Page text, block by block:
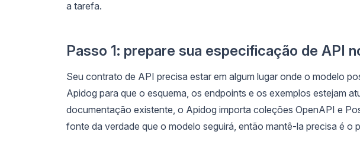
a tarefa.
Passo 1: prepare sua especificação de API
Seu contrato de API precisa estar em algum lugar onde o modelo
Apidog para que o esquema, os endpoints e os exemplos estejam
documentação existente, o Apidog importa coleções OpenAPI e
fonte da verdade que o modelo seguirá, então mantê-la precisa é o